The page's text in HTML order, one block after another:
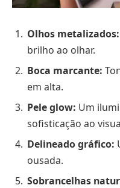
Olhos metalizados:
brilho ao olhar.
Boca marcante:
em alta.
Pele glow: Um
sofisticação ao
Delineado gráfico:
ousada.
Sobrancelhas